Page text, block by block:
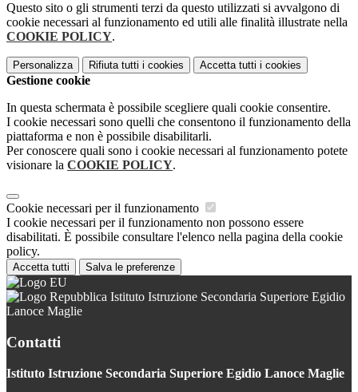
Questo sito o gli strumenti terzi da questo utilizzati si avvalgono di
cookie necessari al funzionamento ed utili alle finalità illustrate nella
COOKIE POLICY.
Personalizza Rifiuta tutti i cookies Accetta tutti i cookies
Gestione cookie
In questa schermata è possibile scegliere quali cookie consentire.
I cookie necessari sono quelli che consentono il funzionamento della
piattaforma e non è possibile disabilitarli.
Per conoscere quali sono i cookie necessari al funzionamento potete
visionare la COOKIE POLICY.
Cookie necessari per il funzionamento
I cookie necessari per il funzionamento non possono essere
disabilitati. È possibile consultare l'elenco nella pagina della cookie
policy.
Accetta tutti Salva le preferenze
Istituto Istruzione Secondaria Superiore Egidio
Lanoce Maglie
Contatti
Istituto Istruzione Secondaria Superiore Egidio Lanoce Maglie